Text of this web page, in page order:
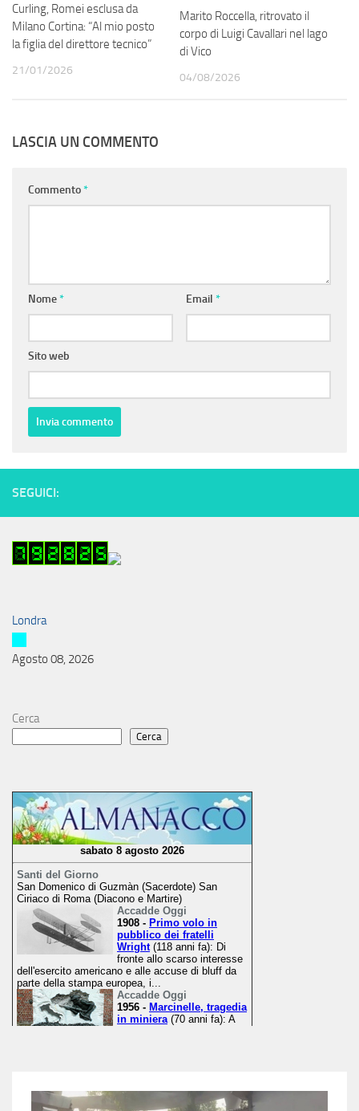
Curling, Romei esclusa da
Milano Cortina: “Al mio posto
la figlia del direttore tecnico”
21/01/2026
Marito Roccella, ritrovato il
corpo di Luigi Cavallari nel lago
di Vico
04/08/2026
LASCIA UN COMMENTO
Commento*
Nome* Email *
Sito web
SEGUICI:
Londra
Agosto 08, 2026
Cerca
Cerca